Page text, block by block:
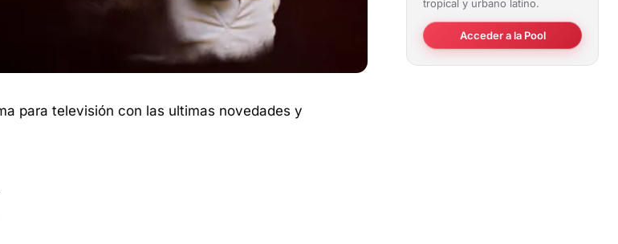
para televisión con las ultimas novedades y
tropical y urbano latino.
Acceder a la Pool